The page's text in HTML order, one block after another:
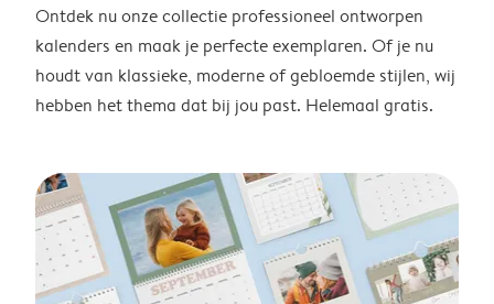
Ontdek nu onze collectie professioneel ontworpen
kalenders en maak je perfecte exemplaren. Of je nu
houdt van klassieke, moderne of gebloemde stijlen, wij
hebben het thema dat bij jou past. Helemaal gratis.